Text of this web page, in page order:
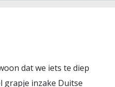
dat we iets te diep
grapje inzake Duitse